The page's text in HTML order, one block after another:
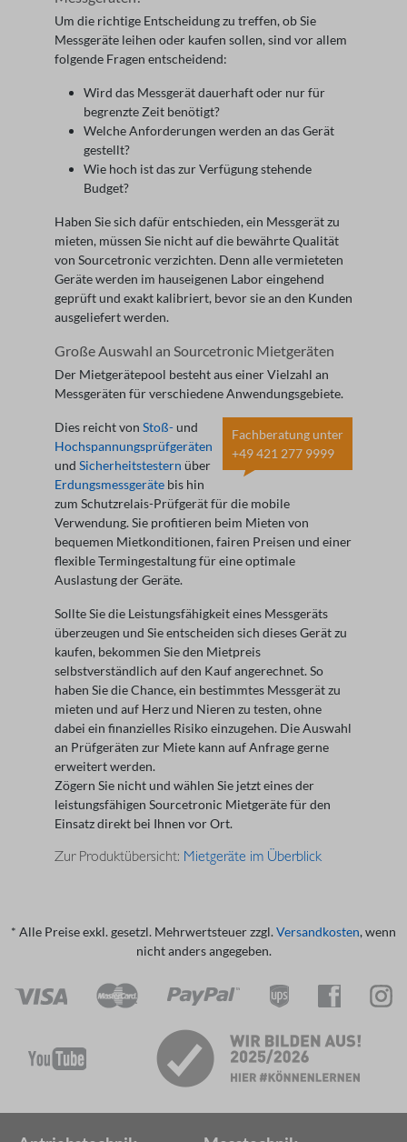
Um die richtige Entscheidung zu treffen, ob Sie
Messgeräte leihen oder kaufen sollen, sind vor allem
folgende Fragen entscheidend:
Wird das Messgerät dauerhaft oder nur für
begrenzte Zeit benötigt?
Welche Anforderungen werden an das Gerät
gestellt?
Wie hoch ist das zur Verfügung stehende
Budget?
Haben Sie sich dafür entschieden, ein Messgerät zu
mieten, müssen Sie nicht auf die bewährte Qualität
von Sourcetronic verzichten. Denn alle vermieteten
Geräte werden im hauseigenen Labor eingehend
geprüft und exakt kalibriert, bevor sie an den Kunden
ausgeliefert werden.
Große Auswahl an Sourcetronic Mietgeräten
Der Mietgerätepool besteht aus einer Vielzahl an
Messgeräten für verschiedene Anwendungsgebiete.
Fachberatung unter
+49 421 277 9999
Dies reicht von Stoß- und
Hochspannungsprüfgeräten
und Sicherheitstestern über
Erdungsmessgeräte bis hin
zum Schutzrelais-Prüfgerät für die mobile
Verwendung. Sie profitieren beim Mieten von
bequemen Mietkonditionen, fairen Preisen und einer
flexible Termingestaltung für eine optimale
Auslastung der Geräte.
Sollte Sie die Leistungsfähigkeit eines Messgeräts
überzeugen und Sie entscheiden sich dieses Gerät zu
kaufen, bekommen Sie den Mietpreis
selbstverständlich auf den Kauf angerechnet. So
haben Sie die Chance, ein bestimmtes Messgerät zu
mieten und auf Herz und Nieren zu testen, ohne
dabei ein finanzielles Risiko einzugehen. Die Auswahl
an Prüfgeräten zur Miete kann auf Anfrage gerne
erweitert werden.
Zögern Sie nicht und wählen Sie jetzt eines der
leistungsfähigen Sourcetronic Mietgeräte für den
Einsatz direkt bei Ihnen vor Ort.
Zur Produktübersicht: Mietgeräte im Überblick
* Alle Preise exkl. gesetzl. Mehrwertsteuer zzgl. Versandkosten, wenn
nicht anders angegeben.